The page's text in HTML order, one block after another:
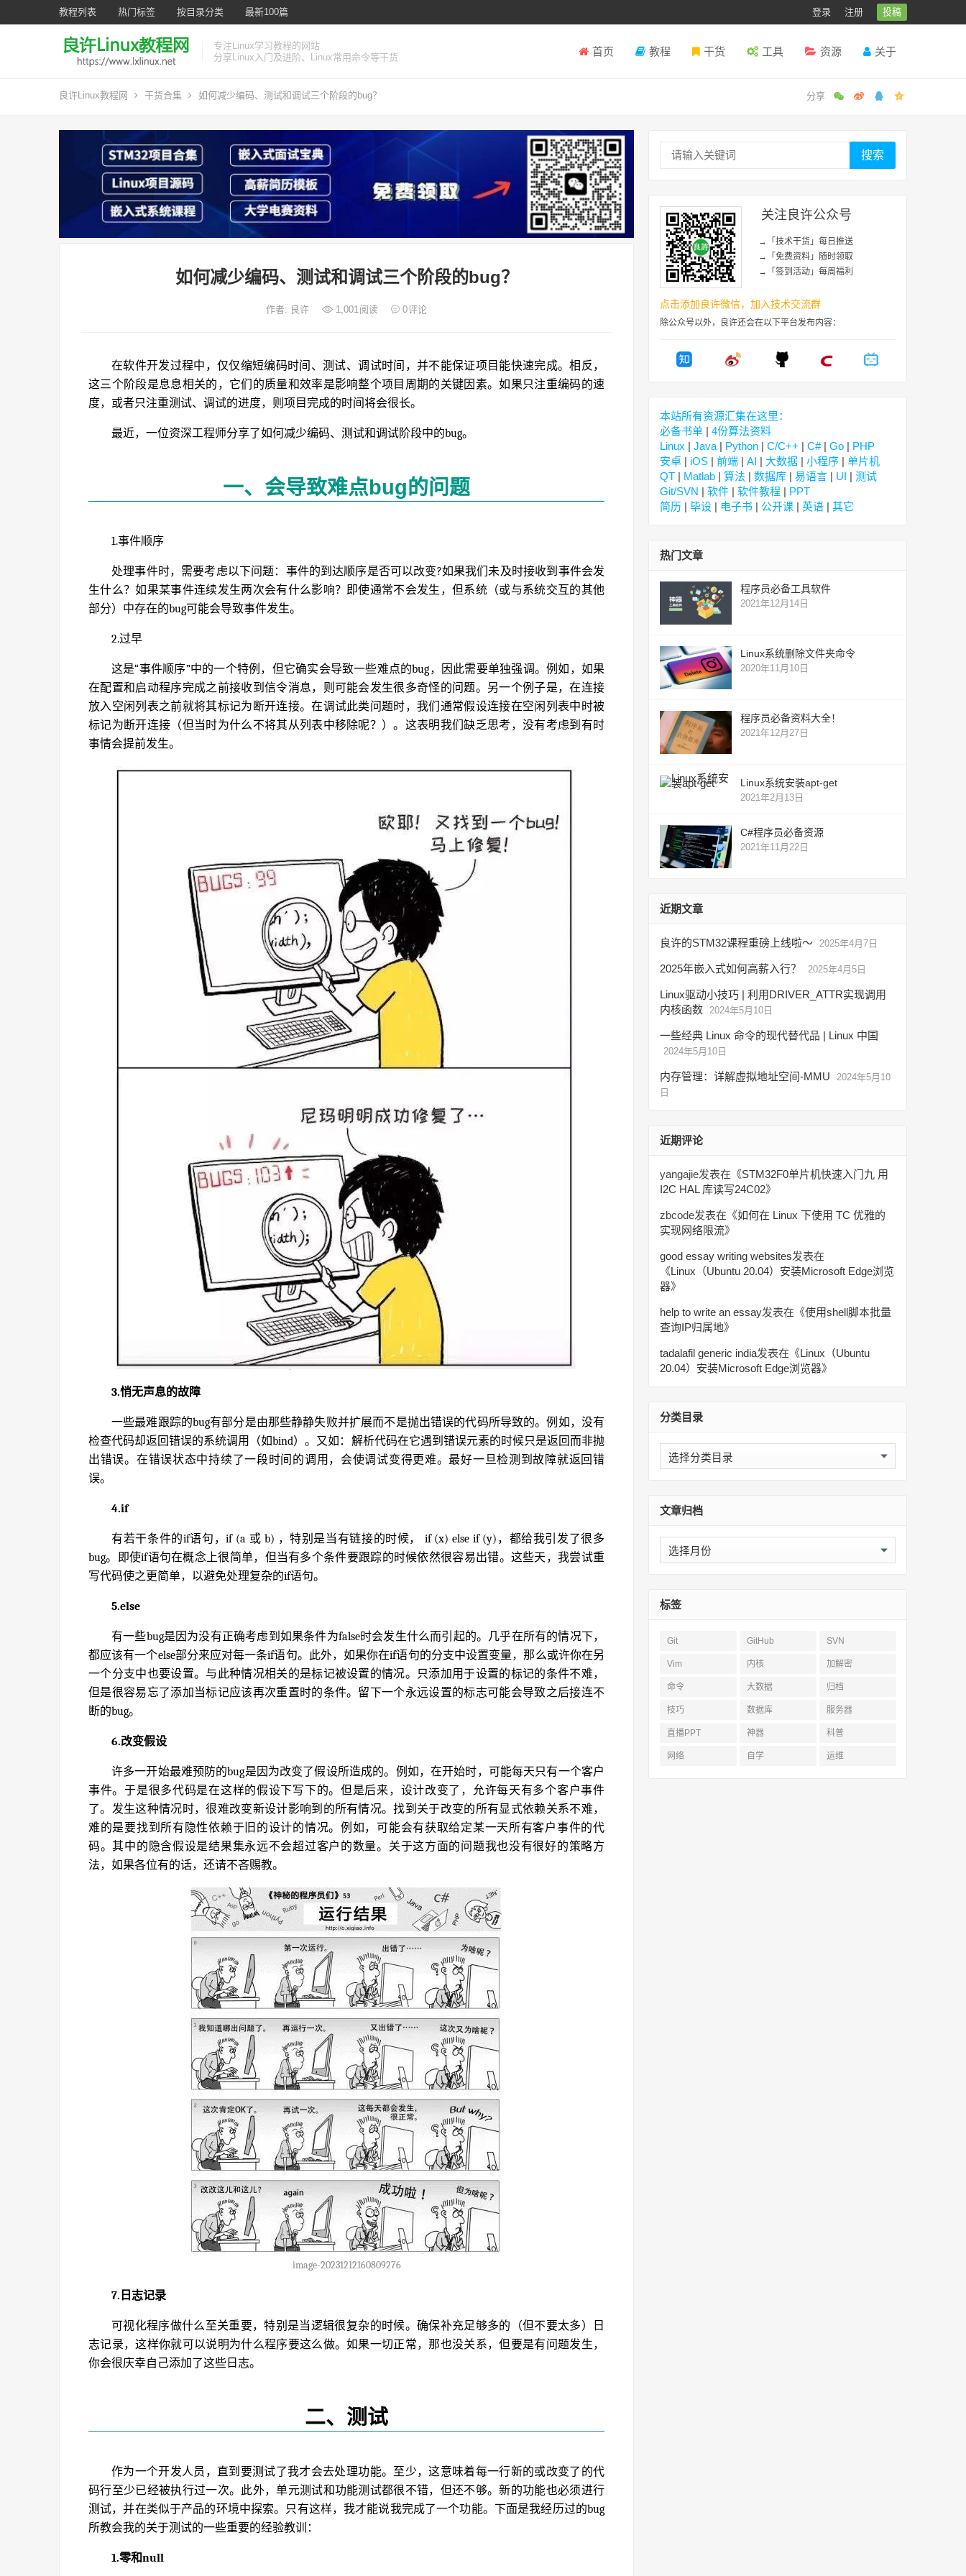
教程列表 热门标签 按目录分类 最新100篇 登录 注册 投稿
专注Linux学习教程的网站
分享Linux入门及进阶、Linux常用命令等干货
首页 教程 干货 工具 资源 关于
良许Linux教程网 干货合集 如何减少编码、测试和调试三个阶段的bug？
如何减少编码、测试和调试三个阶段的bug？
作者: 良许 1,001阅读 0评论
在软件开发过程中，仅仅缩短编码时间、测试、调试时间，并不能保证项目能快速完成。相反，
这三个阶段是息息相关的，它们的质量和效率是影响整个项目周期的关键因素。如果只注重编码的速
度，或者只注重测试、调试的进度，则项目完成的时间将会很长。
最近，一位资深工程师分享了如何减少编码、测试和调试阶段中的bug。
一、会导致难点bug的问题
1.事件顺序
处理事件时，需要考虑以下问题：事件的到达顺序是否可以改变?如果我们未及时接收到事件会发
生什么？如果某事件连续发生两次会有什么影响？即使通常不会发生，但系统（或与系统交互的其他
部分）中存在的bug可能会导致事件发生。
2.过早
这是“事件顺序”中的一个特例，但它确实会导致一些难点的bug，因此需要单独强调。例如，如果
在配置和启动程序完成之前接收到信令消息，则可能会发生很多奇怪的问题。另一个例子是，在连接
放入空闲列表之前就将其标记为断开连接。在调试此类问题时，我们通常假设连接在空闲列表中时被
标记为断开连接（但当时为什么不将其从列表中移除呢？）。这表明我们缺乏思考，没有考虑到有时
事情会提前发生。
3.悄无声息的故障
一些最难跟踪的bug有部分是由那些静静失败并扩展而不是抛出错误的代码所导致的。例如，没有
检查代码却返回错误的系统调用（如bind）。又如：解析代码在它遇到错误元素的时候只是返回而非抛
出错误。在错误状态中持续了一段时间的调用，会使调试变得更难。最好一旦检测到故障就返回错
误。
4.if
有若干条件的if语句，if (a 或 b) ，特别是当有链接的时候， if (x) else if (y)，都给我引发了很多
bug。即使if语句在概念上很简单，但当有多个条件要跟踪的时候依然很容易出错。这些天，我尝试重
写代码使之更简单，以避免处理复杂的if语句。
5.else
有一些bug是因为没有正确考虑到如果条件为false时会发生什么而引起的。几乎在所有的情况下，
都应该有一个else部分来应对每一条if语句。此外，如果你在if语句的分支中设置变量，那么或许你在另
一个分支中也要设置。与此种情况相关的是标记被设置的情况。只添加用于设置的标记的条件不难，
但是很容易忘了添加当标记应该再次重置时的条件。留下一个永远设置的标志可能会导致之后接连不
断的bug。
6.改变假设
许多一开始最难预防的bug是因为改变了假设所造成的。例如，在开始时，可能每天只有一个客户
事件。于是很多代码是在这样的假设下写下的。但是后来，设计改变了，允许每天有多个客户事件
了。发生这种情况时，很难改变新设计影响到的所有情况。找到关于改变的所有显式依赖关系不难，
难的是要找到所有隐性依赖于旧的设计的情况。例如，可能会有获取给定某一天所有客户事件的代
码。其中的隐含假设是结果集永远不会超过客户的数量。关于这方面的问题我也没有很好的策略方
法，如果各位有的话，还请不吝赐教。
image-20231212160809276
7.日志记录
可视化程序做什么至关重要，特别是当逻辑很复杂的时候。确保补充足够多的（但不要太多）日
志记录，这样你就可以说明为什么程序要这么做。如果一切正常，那也没关系，但要是有问题发生，
你会很庆幸自己添加了这些日志。
二、测试
作为一个开发人员，直到要测试了我才会去处理功能。至少，这意味着每一行新的或改变了的代
码行至少已经被执行过一次。此外，单元测试和功能测试都很不错，但还不够。新的功能也必须进行
测试，并在类似于产品的环境中探索。只有这样，我才能说我完成了一个功能。下面是我经历过的bug
所教会我的关于测试的一些重要的经验教训：
1.零和null
搜索
关注良许公众号
→「技术干货」每日推送
→「免费资料」随时领取
→「签到活动」每周福利
点击添加良许微信，加入技术交流群
除公众号以外，良许还会在以下平台发布内容：
本站所有资源汇集在这里：
必备书单 | 4份算法资料
Linux | Java | Python | C/C++ | C#| Go | PHP
安卓 | iOS | 前端 | AI | 大数据 | 小程序 | 单片机
QT | Matlab | 算法 | 数据库 | 易语言 | UI | 测试
Git/SVN | 软件 | 软件教程 | PPT
简历 | 毕设 | 电子书 | 公开课 | 英语 | 其它
热门文章
程序员必备工具软件
2021年12月14日
Linux系统删除文件夹命令
2020年11月10日
程序员必备资料大全！
2021年12月27日
Linux系统安装apt-get
2021年2月13日
C#程序员必备资源
2021年11月22日
近期文章
良许的STM32课程重磅上线啦～ 2025年4月7日
2025年嵌入式如何高薪入行？ 2025年4月5日
Linux驱动小技巧 | 利用DRIVER_ATTR实现调用
内核函数 2024年5月10日
一些经典 Linux 命令的现代替代品 | Linux 中国
2024年5月10日
内存管理：详解虚拟地址空间-MMU
2024年5月10
日
近期评论
yangajie发表在《STM32F0单片机快速入门九 用
I2C HAL 库读写24C02》
zbcode发表在《如何在 Linux 下使用 TC 优雅的
实现网络限流》
good essay writing websites发表在
《Linux（Ubuntu 20.04）安装Microsoft Edge浏览
器》
help to write an essay发表在《使用shell脚本批量
查询IP归属地》
tadalafil generic india发表在《Linux（Ubuntu
20.04）安装Microsoft Edge浏览器》
分类目录
分
类
文章归档
文
章
标签
Git GitHub SVN
Vim 内核 加解密
命令 大数据 归档
技巧 数据库 服务器
直播PPT 神器 科普
网络 自学 运维